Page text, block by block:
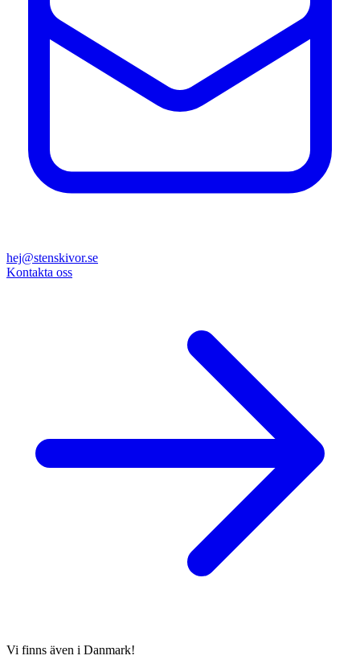
hej@stenskivor.se
Kontakta oss
Vi finns även i Danmark!